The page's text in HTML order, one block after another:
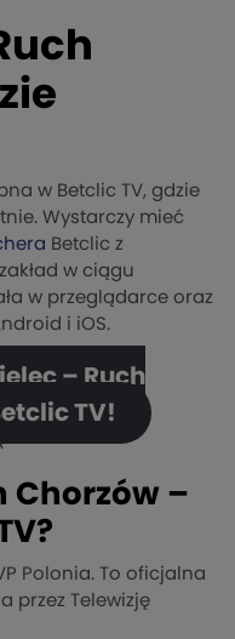
w Betclic TV, gdzie
Wystarczy mieć
Betclic z
w ciągu
w przeglądarce oraz
i iOS.
– Ruch
TV!
Chorzów –
Polonia. To oficjalna
przez Telewizję